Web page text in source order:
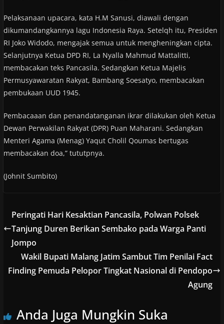
Pelaksanaan upacara, kata H.M Sanusi, diawali dengan
dikumandangkannya lagu Indonesia Raya. Setelqh itu, Presiden
RI Joko Widodo, mengajak semua untuk mengheningkan cipta.
Selanjutnya Ketua DPD RI, La Nyalla Mahmud Mattalitti,
membacakan teks Pancasila. Sedangkan Ketua Majelis
Permusyawaratan Rakyat, Bambang Soesatyo, membacakan
pembukaan UUD 1945.
Pembacaaan dan penandatanganan ikrar dilakukan oleh Ketua
Dewan Perwakilan Rakyat (DPR) Puan Maharani. Sedangkan
Menteri Agama (Menag) Yaqut Cholil Qoumas bertugas
membacakan doa,” tututpnya.
(Johnit Sumbito)
Peringati Hari Kesaktian Pancasila, Polwan Polsek
Tanjung Duren Berikan Sembako pada Warga Panti
Jompo
Wakil Bupati Malang Jatim Sambut Tim Penilai Fact
Finding Pemuda Pelopor Tingkat Nasional di Pendopo
Agung
Anda Juga Mungkin Suka